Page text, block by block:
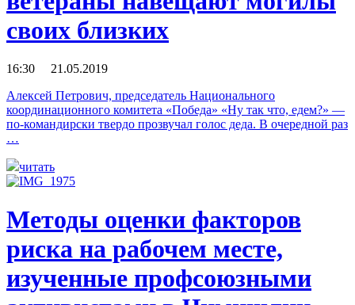
своих близких
16:30 21.05.2019
Алексей Петрович, председатель Национального
координационного комитета «Победа» «Ну так что, едем?» —
по-командирски твердо прозвучал голос деда. В очередной раз
…
читать
Методы оценки факторов
риска на рабочем месте,
изученные профсоюзными